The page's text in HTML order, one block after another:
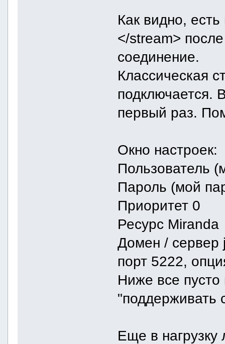
Как видно,
</stream>
соединение.
Классическая
подключается.
первый раз.
Окно настроек:
Пользователь
Пароль (мой
Приоритет 0
Ресурс Miranda
Домен / сервер
порт 5222,
Ниже все пусто
"поддерживать
Еще в нагрузку